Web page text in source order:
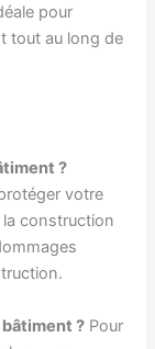
pour
tout au long de
?
votre
construction
? Pour